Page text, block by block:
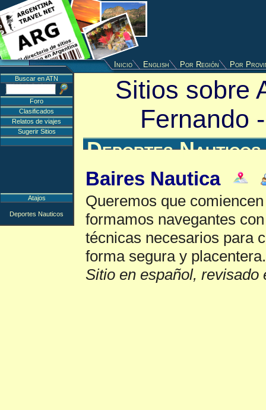
Inicio English Por Región Por
Sitios sobre
Fernando
Deportes Nauticos
Baires Nautica
Queremos que
formamos navegantes
técnicas necesarios para
forma segura y placentera.
Sitio en español, revisado
Buscar en ATN
Foro
Clasificados
Relatos de viajes
Sugerir Sitios
Atajos
Deportes Nauticos